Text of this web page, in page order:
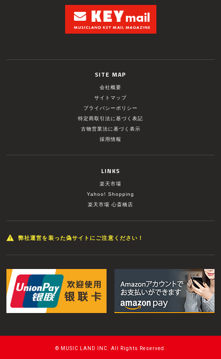
SITE MAP
会社概要
サイトマップ
プライバシーポリシー
特定商取引法に基づく表記
古物営業法に基づく表示
採用情報
LINKS
楽天市場
Yahoo! Shopping
楽天市場 心斎橋店
弊社運営を装った偽サイトにご注意ください！
© MUSIC LAND INC. All Rights Reserved.